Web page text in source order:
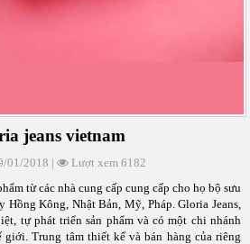
jeans vietnam
01/2018 |
Lượt xem 6182
từ các nhà cung cấp cung cấp cho họ bộ sưu
Kông, Nhật Bản, Mỹ, Pháp. Gloria Jeans,
tự phát triển sản phẩm và có một chi nhánh
Trung tâm thiết kế và bán hàng của riêng